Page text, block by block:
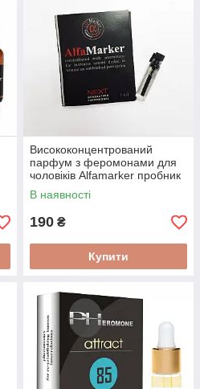
Висококонцентрований
парфум з феромонами для
чоловіків Alfamarker пробник
1 мл
В наявності
190 ₴
Купити